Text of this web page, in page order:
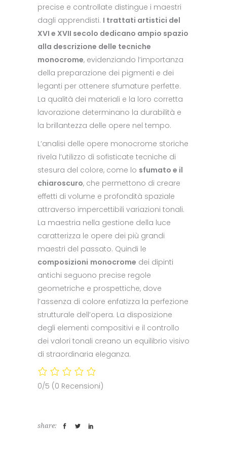
precise e controllate distingue i maestri
dagli apprendisti. I trattati artistici del
XVI e XVII secolo dedicano ampio spazio
alla descrizione delle tecniche
monocrome, evidenziando l’importanza
della preparazione dei pigmenti e dei
leganti per ottenere sfumature perfette.
La qualità dei materiali e la loro corretta
lavorazione determinano la durabilità e
la brillantezza delle opere nel tempo.
L’analisi delle opere monocrome storiche
rivela l’utilizzo di sofisticate tecniche di
stesura del colore, come lo sfumato e il
chiaroscuro, che permettono di creare
effetti di volume e profondità spaziale
attraverso impercettibili variazioni tonali.
La maestria nella gestione della luce
caratterizza le opere dei più grandi
maestri del passato. Quindi le
composizioni monocrome dei dipinti
antichi seguono precise regole
geometriche e prospettiche, dove
l’assenza di colore enfatizza la perfezione
strutturale dell’opera. La disposizione
degli elementi compositivi e il controllo
dei valori tonali creano un equilibrio visivo
di straordinaria eleganza.
0/5 (0 Recensioni)
share: